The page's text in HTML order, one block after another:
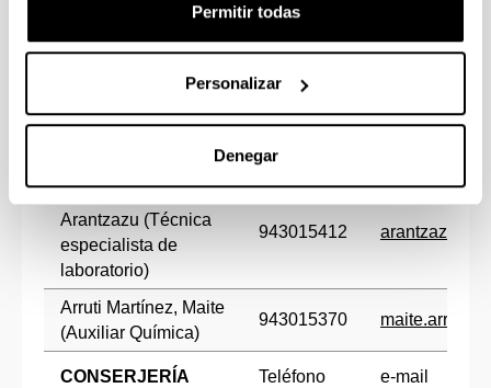
Permitir todas
Personalizar
Denegar
Guezala Orive, Sofía
(Técnica especialista
943015311
(Técnica especialista
943015394
Narvarte Portugal,
Arantzazu (Técnica
especialista de
laboratorio)
943015412
Arruti Martínez, Maite
(Auxiliar Química)
943015370
CONSERJERÍA Teléfono e-mail